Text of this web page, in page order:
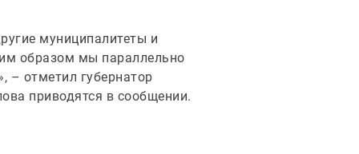
муниципалитеты и
образом мы параллельно
– отметил губернатор
приводятся в сообщении.